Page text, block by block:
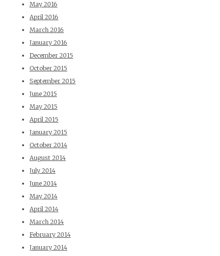
May 2016
April 2016
March 2016
January 2016
December 2015
October 2015
September 2015
June 2015
May 2015
April 2015
January 2015
October 2014
August 2014
July 2014
June 2014
May 2014
April 2014
March 2014
February 2014
January 2014